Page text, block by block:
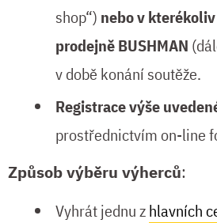
shop“) nebo v
prodejně BUSHMAN
v době konání soutěže.
Registrace výše
prostřednictvím on-line
Způsob výběru výherců:
Vyhrát jednu zhlavních